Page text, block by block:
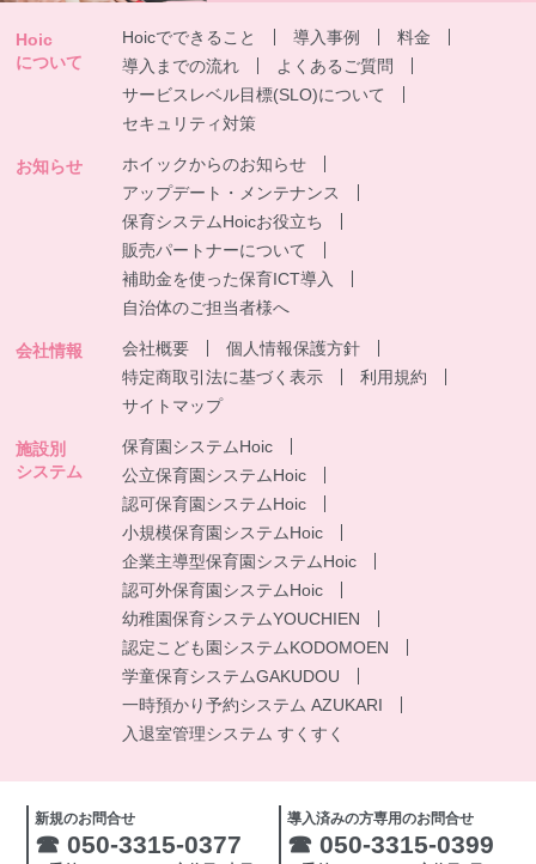
Hoic
について
Hoicでできること 導入事例
料金
導入までの流れ
よくあるご質問
サービスレベル目標(SLO)について
セキュリティ対策
お知らせ
ホイックからのお知らせ
アップデート・メンテナンス
保育システムHoicお役立ち
販売パートナーについて
補助金を使った保育ICT導入
自治体のご担当者様へ
会社情報 会社概要
個人情報保護方針
特定商取引法に基づく表示
利用規約
サイトマップ
施設別
システム
保育園システムHoic
公立保育園システムHoic
認可保育園システムHoic
小規模保育園システムHoic
企業主導型保育園システムHoic
認可外保育園システムHoic
幼稚園保育システムYOUCHIEN
認定こども園システムKODOMOEN
学童保育システムGAKUDOU
一時預かり予約システム AZUKARI
入退室管理システム すくすく
新規のお問合せ
☎ 050-3315-0377
導入済みの方専用のお問合せ
☎ 050-3315-0399